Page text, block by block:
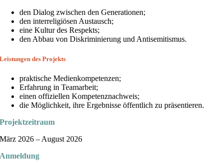
den Dialog zwischen den Generationen;
den interreligiösen Austausch;
eine Kultur des Respekts;
den Abbau von Diskriminierung und Antisemitismus.
Leistungen des Projekts
praktische Medienkompetenzen;
Erfahrung in Teamarbeit;
einen offiziellen Kompetenznachweis;
die Möglichkeit, ihre Ergebnisse öffentlich zu präsentieren.
Projektzeitraum
März 2026 – August 2026
Anmeldung